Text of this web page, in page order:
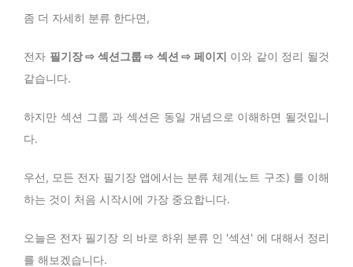
좀 더 자세히 분류 한다면,
전자 필기장 ⇨ 섹션그룹 ⇨ 섹션 ⇨ 페이지 이와 같이 정리 될것
같습니다.
하지만 섹션 그룹 과 섹션은 동일 개념으로 이해하면 될것입니
다.
우선, 모든 전자 필기장 앱에서는 분류 체계(노트 구조) 를 이해
하는 것이 처음 시작시에 가장 중요합니다.
오늘은 전자 필기장 의 바로 하위 분류 인 '섹션' 에 대해서 정리
를 해보겠습니다.